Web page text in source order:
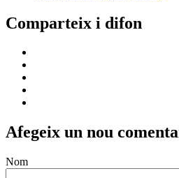
Comparteix i difon
Afegeix un nou
Nom